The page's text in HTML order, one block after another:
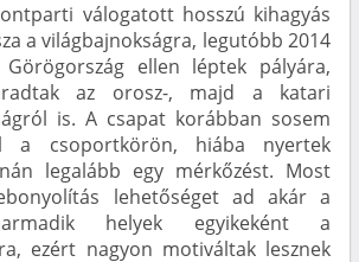
válogatott hosszú kihagyás
a világbajnokságra, legutóbb 2014
Görögország ellen léptek pályára,
az orosz-, majd a katari
is. A csapat korábban sosem
a csoportkörön, hiába nyertek
legalább egy mérkőzést. Most
lehetőséget ad akár a
helyek egyikeként a
ezért nagyon motiváltak lesznek